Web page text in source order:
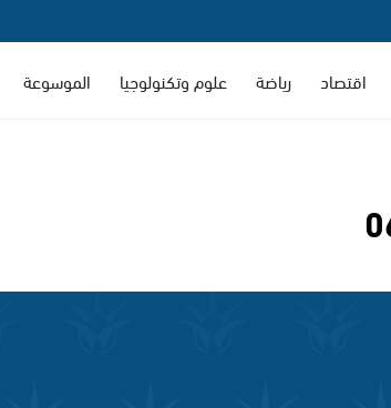
اقتصاد رياضة علوم وتكنولوجيا الموسوعة